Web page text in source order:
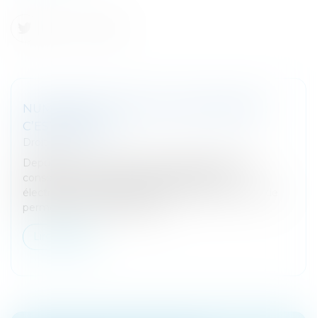
NUMÉRISATION DES FACTURES PAPIER :
C’EST PERMIS !
Depuis le 30 mars 2017, les entreprises peuvent
conserver leurs factures papier sous forme
électronique pendant le délai fiscal de 6 ans. Afin de
permettre un contrôle de l’a...